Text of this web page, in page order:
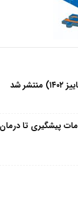
پیشگیری تا